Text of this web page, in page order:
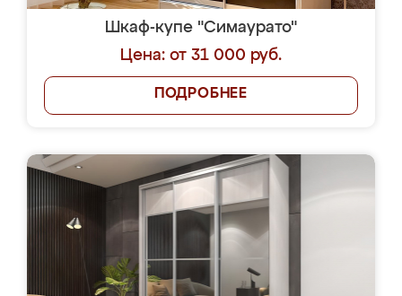
Шкаф-купе "Симаурато"
Цена: от 31 000 руб.
ПОДРОБНЕЕ